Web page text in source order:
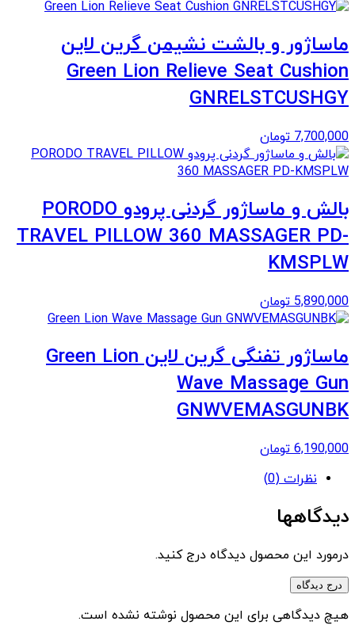
ماساژور و بالشت نشیمن گرین لاین
Green Lion Relieve Seat Cushion
GNRELSTCUSHGY
7,700,000 تومان
بالش و ماساژور گردنی پرودو PORODO
TRAVEL PILLOW 360 MASSAGER PD-
KMSPLW
5,890,000 تومان
ماساژور تفنگی گرین لاین Green Lion
Wave Massage Gun
GNWVEMASGUNBK
6,190,000 تومان
نظرات (0)
دیدگاهها
درمورد این محصول دیدگاه درج کنید.
درج دیدگاه
هیچ دیدگاهی برای این محصول نوشته نشده است.